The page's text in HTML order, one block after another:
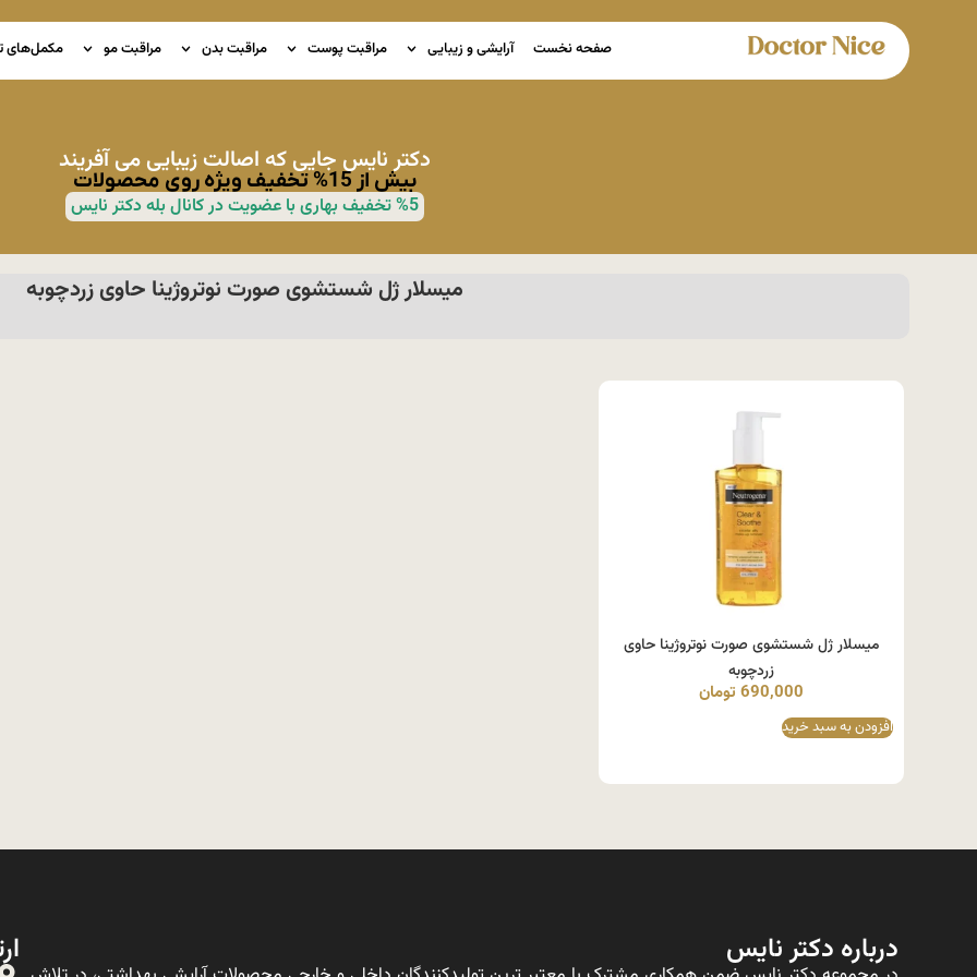
صفحه نخست آرایشی و زیبایی مراقبت پوست مراقبت بدن مراقبت مو مکمل‌های
دکتر نایس جایی که اصالت زیبایی می آفریند
بیش از 15% تخفیف ویژه روی محصولات
%5 تخفیف بهاری با عضویت در کانال بله دکتر نایس
میسلار ژل شستشوی صورت نوتروژینا حاوی زردچوبه
میسلار ژل شستشوی صورت نوتروژینا حاوی
زردچوبه
690,000 تومان
افزودن به سبد خرید
درباره دکتر نایس